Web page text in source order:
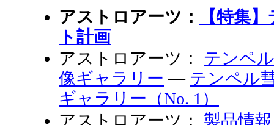
アストロアーツ：
【特集
ト計画
アストロアーツ： テンペ
像ギャラリー ― テンペル
ギャラリー（No. 1）
アストロアーツ： 製品情報